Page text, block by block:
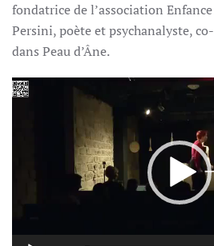
fondatrice de l’association
Persini, poète et psychanalyste,
dans Peau d’Âne.
Lecteur